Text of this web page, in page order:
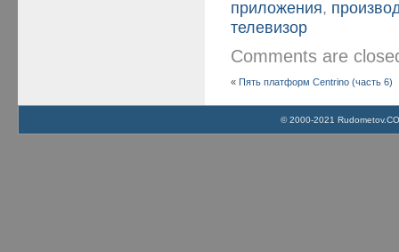
приложения,
телевизор
Comments are
«Пять платформ Centrino (часть 6)
© 2000-2021